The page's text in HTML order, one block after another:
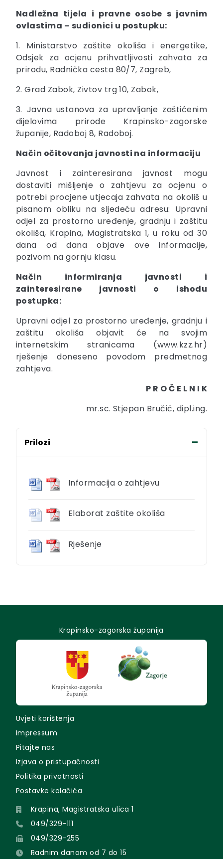
Nadležna tijela i pravne osobe s javnim
ovlastima – sudionici u postupku:
1. Ministarstvo zaštite okoliša i energetike,
Odsjek za ocjenu prihvatljivosti zahvata za
prirodu, Radnička cesta 80/7, Zagreb,
2. Grad Zabok, Zivtov trg 10, Zabok,
3. Javna ustanova za upravljanje zaštićenim
dijelovima prirode Krapinsko-zagorske
županije, Radoboj 8, Radoboj.
Način očitovanja javnosti na informaciju
Javnost i zainteresirana javnost mogu
dostaviti mišljenje o zahtjevu za ocjenu o
potrebi procjene utjecaja zahvata na okoliš u
pisanom obliku na sljedeću adresu: Upravni
odjel za prostorno uređenje, gradnju i zaštitu
okoliša, Krapina, Magistratska 1, u roku od 30
dana od dana objave ove informacije,
pozivom na gornju klasu.
Način informiranja javnosti i
zainteresirane javnosti o ishodu
postupka:
Upravni odjel za prostorno uređenje, gradnju i
zaštitu okoliša objavit će na svojim
internetskim stranicama (www.kzz.hr)
rješenje doneseno povodom predmetnog
zahtjeva.
P R O Č E L N I K
mr.sc. Stjepan Bručić, dipl.ing.
Prilozi
Informacija o zahtjevu
Elaborat zaštite okoliša
Rješenje
Krapinsko-zagorska županija
Uvjeti korištenja
Impressum
Pitajte nas
Izjava o pristupačnosti
Politika privatnosti
Postavke kolačića
Krapina, Magistratska ulica 1
049/329-111
049/329-255
Radnim danom od 7 do 15